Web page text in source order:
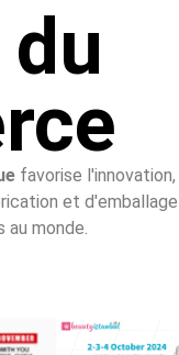
favorise l'innovation,
et d'emballage
au monde.